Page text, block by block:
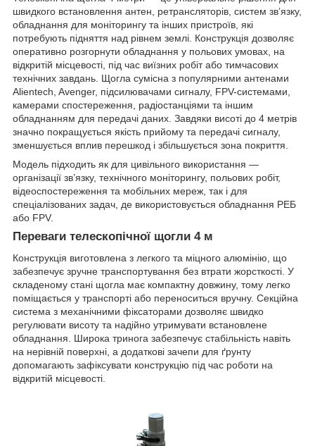
швидкого встановлення антен, ретрансляторів, систем зв’язку,
обладнання для моніторингу та інших пристроїв, які
потребують підняття над рівнем землі. Конструкція дозволяє
оперативно розгорнути обладнання у польових умовах, на
відкритій місцевості, під час виїзних робіт або тимчасових
технічних завдань. Щогла сумісна з популярними антенами
Alientech, Avenger, підсилювачами сигналу, FPV-системами,
камерами спостереження, радіостанціями та іншим
обладнанням для передачі даних. Завдяки висоті до 4 метрів
значно покращується якість прийому та передачі сигналу,
зменшується вплив перешкод і збільшується зона покриття.
Модель підходить як для цивільного використання —
організації зв’язку, технічного моніторингу, польових робіт,
відеоспостереження та мобільних мереж, так і для
спеціалізованих задач, де використовується обладнання РЕБ
або FPV.
Переваги телескопічної щогли 4 м
Конструкція виготовлена з легкого та міцного алюмінію, що
забезпечує зручне транспортування без втрати жорсткості. У
складеному стані щогла має компактну довжину, тому легко
поміщається у транспорті або переноситься вручну. Секційна
система з механічними фіксаторами дозволяє швидко
регулювати висоту та надійно утримувати встановлене
обладнання. Широка тринога забезпечує стабільність навіть
на нерівній поверхні, а додаткові зачепи для ґрунту
допомагають зафіксувати конструкцію під час роботи на
відкритій місцевості.